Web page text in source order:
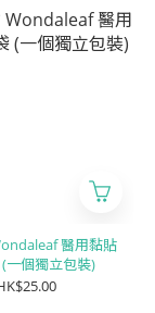
醫用黏貼
一個獨立包裝)